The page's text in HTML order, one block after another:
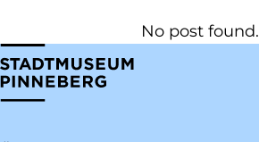
No post found.